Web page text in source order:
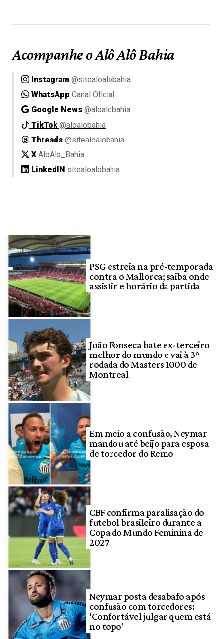
Acompanhe o Alô Alô Bahia
Instagram @sitealoalobahia
WhatsApp Canal Oficial
Google News @aloalobahia
TikTok @aloalobahia
Threads @sitealoalobahia
X AloAlo_Bahia
LinkedIN sitealoalobahia
PSG estreia na pré-temporada
contra o Mallorca; saiba onde
assistir e horário da partida
João Fonseca bate ex-terceiro
melhor do mundo e vai à 3ª
rodada do Masters 1000 de
Montreal
Em meio a confusão, Neymar
mandou até beijo para esposa
de torcedor do Remo
CBF confirma paralisação do
futebol brasileiro durante a
Copa do Mundo Feminina de
2027
Neymar posta desabafo após
confusão com torcedores:
‘Confortável julgar quem está
no topo’